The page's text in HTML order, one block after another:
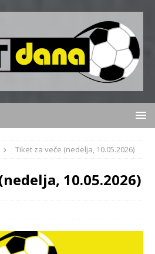
Tiket za veče (nedelja, 10.05.2026)
10.05.2026)